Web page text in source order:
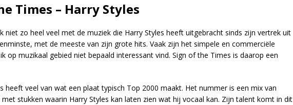
Times – Harry Styles
niet zo heel veel met de muziek die Harry Styles heeft uitgebracht sinds zijn vertrek uit
met de meeste van zijn grote hits. Vaak zijn het simpele en commerciële
op muzikaal gebied niet bepaald interessant vind. Sign of the Times is daarop een
heeft veel van wat een plaat typisch Top 2000 maakt. Het nummer is een mix van
stukken waarin Harry Styles kan laten zien wat hij vocaal kan. Zijn talent komt in dit